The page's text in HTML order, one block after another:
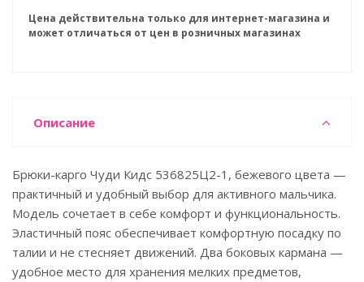
Цена действительна только для интернет-магазина и
может отличаться от цен в розничных магазинах
Описание
Брюки-карго Чуди Кидс 536825Ц2-1, бежевого цвета —
практичный и удобный выбор для активного мальчика.
Модель сочетает в себе комфорт и функциональность.
Эластичный пояс обеспечивает комфортную посадку по
талии и не стесняет движений. Два боковых кармана —
удобное место для хранения мелких предметов,